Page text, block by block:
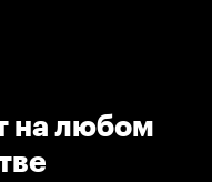
на любом